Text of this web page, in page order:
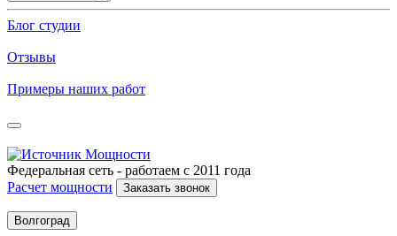
Блог студии
Отзывы
Примеры наших работ
Федеральная сеть - работаем с 2011 года
Расчет мощности
Заказать звонок
Волгоград